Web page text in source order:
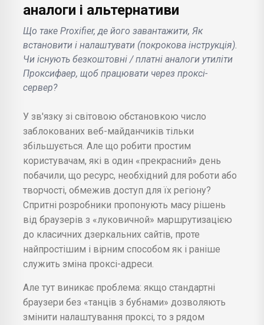
аналоги і альтернативи
Що таке Proxifier, де його завантажити, Як
встановити і налаштувати (покрокова інструкція).
Чи існують безкоштовні / платні аналоги утиліти
Проксифаер, щоб працювати через проксі-
сервер?
У зв'язку зі світовою обстановкою число
заблокованих веб-майданчиків тільки
збільшується. Але що робити простим
користувачам, які в один «прекрасний» день
побачили, що ресурс, необхідний для роботи або
творчості, обмежив доступ для їх регіону?
Спритні розробники пропонують масу рішень
від браузерів з «луковичной» маршрутизацією
до класичних дзеркальних сайтів, проте
найпростішим і вірним способом як і раніше
служить зміна проксі-адреси.
Але тут виникає проблема: якщо стандартні
браузери без «танців з бубнами» дозволяють
змінити налаштування проксі, то з рядом